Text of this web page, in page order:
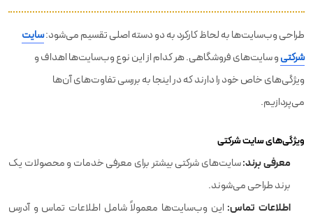
طراحی وب‌سایت‌ها به لحاظ کارکرد به دو دسته اصلی تقسیم می‌شود:سایت‌
شرکتیو سایت‌های فروشگاهی. هر کدام از این نوع وب‌سایت‌ها اهداف و
ویژگی‌های خاص خود را دارند که در اینجا به بررسی تفاوت‌های آن‌ها
می‌پردازیم.
ویژگی‌های سایت شرکتی
معرفی برند:سایت‌های شرکتی بیشتر برای معرفی خدمات و محصولات یک
برند طراحی می‌شوند.
اطلاعات تماس: این وب‌سایت‌ها معمولاً شامل اطلاعات تماس و آدرس